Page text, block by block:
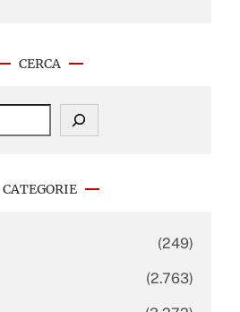
CERCA
CATEGORIE
(249)
(2.763)